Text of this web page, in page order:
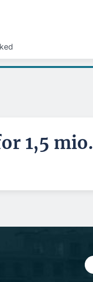
1,5 mio.
S
e